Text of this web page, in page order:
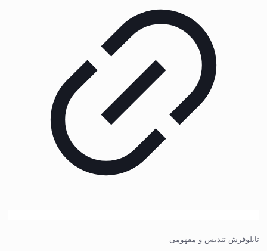
تابلوفرش تندیس و مفهومی